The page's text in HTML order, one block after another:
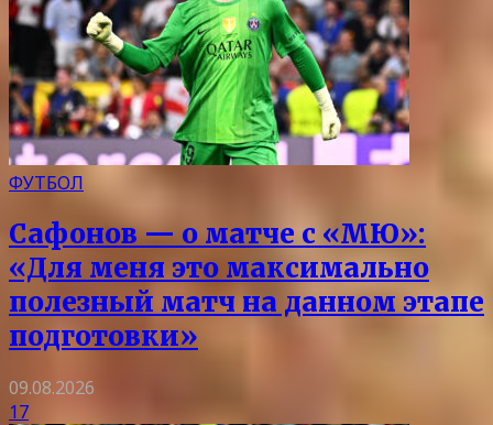
ФУТБОЛ
Сафонов — о матче с «МЮ»:
«Для меня это максимально
полезный матч на данном этапе
подготовки»
09.08.2026
17